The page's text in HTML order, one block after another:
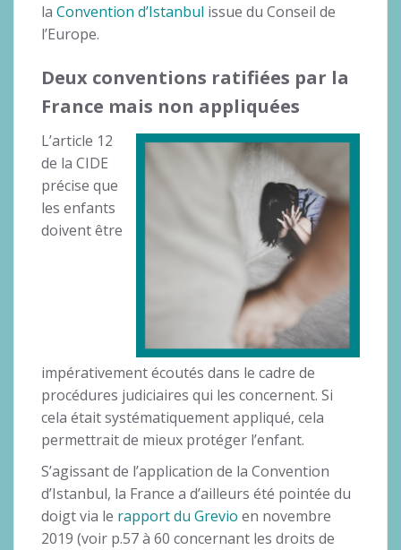
la Convention d’Istanbul issue du Conseil de
l’Europe.
Deux conventions ratifiées par la
France mais non appliquées
L’article 12
de la CIDE
précise que
les enfants
doivent être
impérativement écoutés dans le cadre de
procédures judiciaires qui les concernent. Si
cela était systématiquement appliqué, cela
permettrait de mieux protéger l’enfant.
S’agissant de l’application de la Convention
d’Istanbul, la France a d’ailleurs été pointée du
doigt via le rapport du Grevio en novembre
2019 (voir p.57 à 60 concernant les droits de